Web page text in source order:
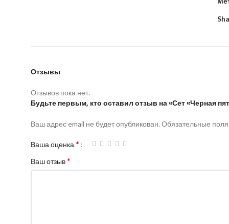
Отзывы
Отзывов пока нет.
Будьте первым, кто оставил отзыв на «Сет «Черная
Ваш адрес email не будет опубликован. Обязательные
Ваша оценка *
Ваш отзыв*